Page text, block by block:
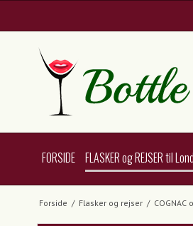
FORSIDE FLASKER og REJSER til
Forside / Flasker og rejser / COGNAC